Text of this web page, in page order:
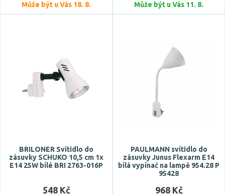
chrom
černá
Materiál
kov
Může být u Vás 18. 8. Může být u Vás 11. 8.
BRILONER Svítidlo do
zásuvky SCHUKO 10,5 cm 1x
E14 25W bílé BRI 2763-016P
548 Kč
PAULMANN svítidlo do
zásuvky Junus Flexarm E14
bílá vypínač na lampě 954.28 P
95428
968 Kč